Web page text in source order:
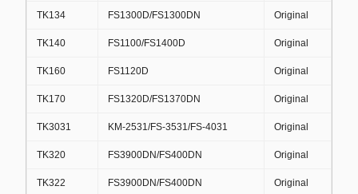
TK134 FS1300D/FS1300DN Original
TK140 FS1100/FS1400D Original
TK160 FS1120D Original
TK170 FS1320D/FS1370DN Original
TK3031 KM-2531/FS-3531/FS-4031 Original
TK320 FS3900DN/FS400DN Original
TK322 FS3900DN/FS400DN Original